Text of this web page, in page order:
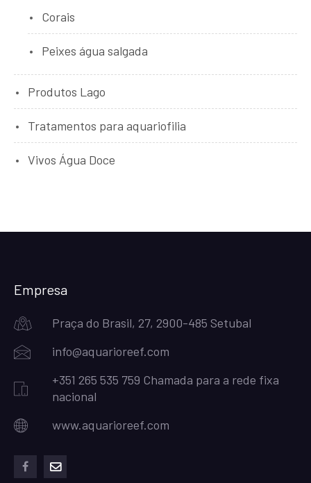
Corais
Peixes água salgada
Produtos Lago
Tratamentos para aquariofilia
Vivos Água Doce
Empresa
Praça do Brasil, 27, 2900-485 Setubal
info@aquarioreef.com
+351 265 535 759 Chamada para a rede fixa
nacional
www.aquarioreef.com